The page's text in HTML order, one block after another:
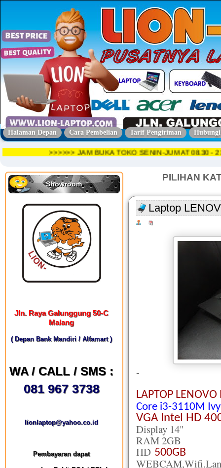
Halaman Depan Cara Pembelian Tarif Pengiriman
>>>>>> JAM BUKA TOKO SENIN-JUMAT
Showroom
Jln. Raya Galunggung 50-C
Malang
( Depan Bank Mandiri / Alfamart )
WA / CALL / SMS :
081 967 3738
lionlaptop@yahoo.co.id
Pembayaran dapat
PILIHAN
Laptop
-
LAPTOP LENOVO
Core i3-3110M
VGA Intel HD
Display 14"
RAM 2GB
HD 500GB